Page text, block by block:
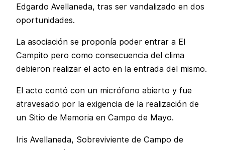
Edgardo Avellaneda, tras ser vandalizado en dos
oportunidades.
La asociación se proponía poder entrar a El
Campito pero como consecuencia del clima
debieron realizar el acto en la entrada del mismo.
El acto contó con un micrófono abierto y fue
atravesado por la exigencia de la realización de
un Sitio de Memoria en Campo de Mayo.
Iris Avellaneda, Sobreviviente de Campo de